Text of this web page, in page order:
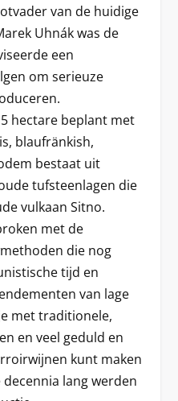
van de huidige
Uhnák was de
een
om serieuze
hectare beplant met
blaufränkish,
bestaat uit
tufsteenlagen die
vulkaan Sitno.
met de
die nog
tijd en
van lage
met traditionele,
en veel geduld en
kunt maken
lang werden